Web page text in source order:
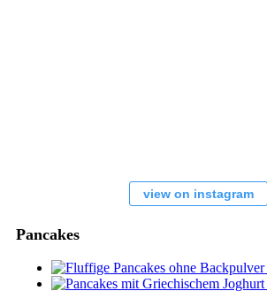
view on instagram
Pancakes